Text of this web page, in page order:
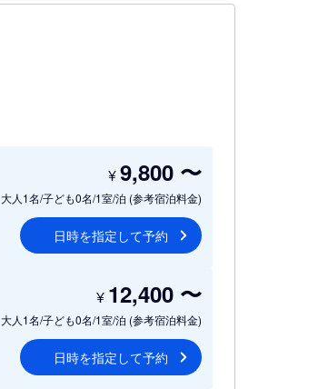
大人1名/子ども0名/1室/泊 (参考宿泊料金)
¥9,800 〜
日時を指定して予約
大人1名/子ども0名/1室/泊 (参考宿泊料金)
¥ 12,400 〜
日時を指定して予約